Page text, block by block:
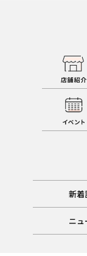
新着
ニュ